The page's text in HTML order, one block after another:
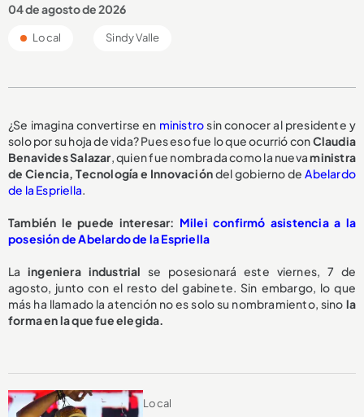
04 de agosto de 2026
Local Sindy Valle
¿Se imagina convertirse en ministrosin conocer al presidente y
solo por su hoja de vida? Pues eso fue lo que ocurrió conClaudia
Benavides Salazar, quien fue nombrada como la nuevaministra
de Ciencia, Tecnología e Innovacióndel gobierno deAbelardo
de la Espriella.
También le puede interesar: Milei confirmó asistencia a la
posesión de Abelardo de la Espriella
Laingeniera industrialse posesionará este viernes, 7 de
agosto, junto con el resto del gabinete. Sin embargo, lo que
más ha llamado la atención no es solo su nombramiento, sino la
forma en la que fue elegida.
Local